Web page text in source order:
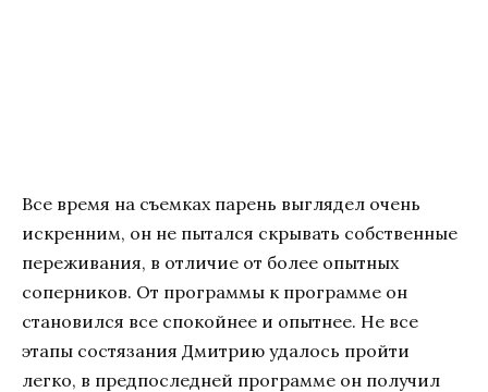
Все время на съемках парень выглядел очень
искренним, он не пытался скрывать собственные
переживания, в отличие от более опытных
соперников. От программы к программе он
становился все спокойнее и опытнее. Не все
этапы состязания Дмитрию удалось пройти
легко, в предпоследней программе он получил